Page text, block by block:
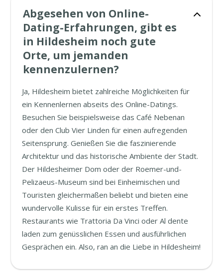
Abgesehen von Online-
Dating-Erfahrungen, gibt es
in Hildesheim noch gute
Orte, um jemanden
kennenzulernen?
Ja, Hildesheim bietet zahlreiche Möglichkeiten für
ein Kennenlernen abseits des Online-Datings.
Besuchen Sie beispielsweise das Café Nebenan
oder den Club Vier Linden für einen aufregenden
Seitensprung. Genießen Sie die faszinierende
Architektur und das historische Ambiente der Stadt.
Der Hildesheimer Dom oder der Roemer-und-
Pelizaeus-Museum sind bei Einheimischen und
Touristen gleichermaßen beliebt und bieten eine
wundervolle Kulisse für ein erstes Treffen.
Restaurants wie Trattoria Da Vinci oder Al dente
laden zum genüsslichen Essen und ausführlichen
Gesprächen ein. Also, ran an die Liebe in Hildesheim!